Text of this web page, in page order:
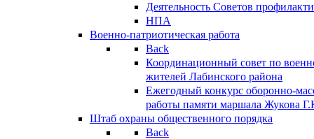
Деятельность Советов
НПА
Военно-патриотическая работа
Back
Координационный совет по
жителей Лабинского района
Ежегодный конкурс оборонно-
работы памяти маршала Жукова
Штаб охраны общественного порядка
Back